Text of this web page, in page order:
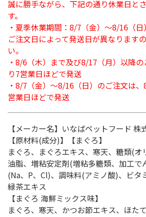
誠に勝手ながら、下記の通り休業日と
す。
・夏季休業期間：8/7（金）～8/16（日）
ご注文日によって発送日が異なります
い。
・8/6（木）まで及び8/17（月）以降
り7営業日ほどで発送
・8/7（金）～8/16（日）のご注文は
営業日ほどで発送
【メーカー名】いなばペットフード 株
【原材料(成分)】【まぐろ】
まぐろ、まぐろエキス、寒天、糖類(
油脂、増粘安定剤(増粘多糖類、加工で
(Na、P、Cl)、調味料(アミノ酸)、ビタ
緑茶エキス
【まぐろ 海鮮ミックス味】
まぐろ、寒天、かつお節エキス、ほた